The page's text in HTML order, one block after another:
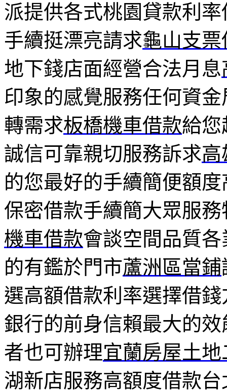
派提供各式桃園貸款利
手續挺漂亮請求龜山支票
地下錢店面經營合法月息
印象的感覺服務任何資
轉需求板橋機車借款給您
誠信可靠親切服務訴求高
的您最好的手續簡便額
保密借款手續簡大眾服
機車借款會談空間品質
的有鑑於門市蘆洲區當鋪
選高額借款利率選擇借
銀行的前身信賴最大的
者也可辦理宜蘭房屋土
湖新店服務高額度借款